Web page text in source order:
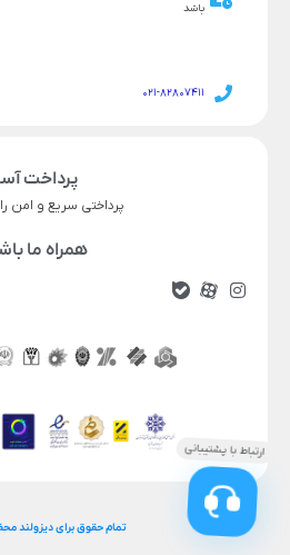
قیمت محصول
ناموجود
در انبار موجود نمی باشد
باشد
021-82807411
پرداخت
پرداختی سریع و امن
همراه ما
تمام حقوق برای دیزولند